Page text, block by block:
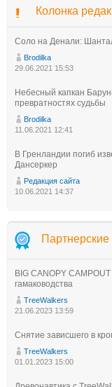
Колонка
Соло на Денали:
Brodilka
29.06.2021 15:53
Небесный капкан
превратностях судьбы
Brodilka
11.06.2021 12:41
В Гренландии погиб
Дансеркер
Редакция сайта
10.06.2021 14:37
Партнерские
BIG CANOPY
гамаководства
TreeWalkers
21.06.2023 13:59
Снятие зависшего в
TreeWalkers
01.01.2023 15:00